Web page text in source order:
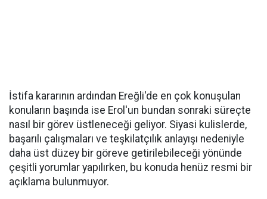
İstifa kararının ardından Ereğli'de en çok konuşulan
konuların başında ise Erol'un bundan sonraki süreçte
nasıl bir görev üstleneceği geliyor. Siyasi kulislerde,
başarılı çalışmaları ve teşkilatçılık anlayışı nedeniyle
daha üst düzey bir göreve getirilebileceği yönünde
çeşitli yorumlar yapılırken, bu konuda henüz resmi bir
açıklama bulunmuyor.